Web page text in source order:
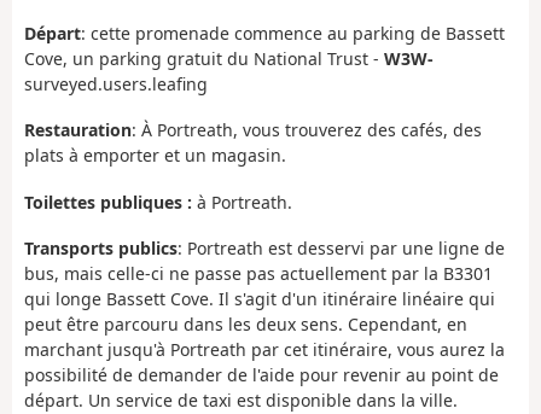
Départ: cette promenade commence au parking de Bassett
Cove, un parking gratuit du National Trust - W3W-
surveyed.users.leafing
Restauration: À Portreath, vous trouverez des cafés, des
plats à emporter et un magasin.
Toilettes publiques : à Portreath.
Transports publics: Portreath est desservi par une ligne de
bus, mais celle-ci ne passe pas actuellement par la B3301
qui longe Bassett Cove. Il s'agit d'un itinéraire linéaire qui
peut être parcouru dans les deux sens. Cependant, en
marchant jusqu'à Portreath par cet itinéraire, vous aurez la
possibilité de demander de l'aide pour revenir au point de
départ. Un service de taxi est disponible dans la ville.